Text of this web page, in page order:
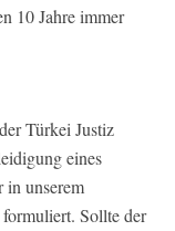
10 Jahre immer
Türkei Justiz
eines
in unserem
Sollte der